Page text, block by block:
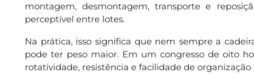
montagem, desmontagem, transporte e
perceptível entre lotes.
Na prática, isso significa que nem sempre a
pode ter peso maior. Em um congresso de oito
rotatividade, resistência e facilidade de